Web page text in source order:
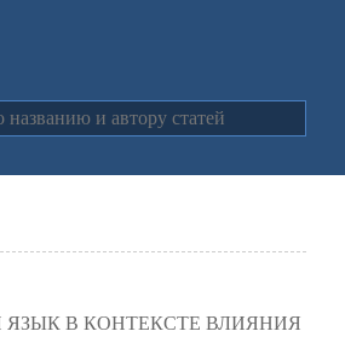
В КОНТЕКСТЕ ВЛИЯНИЯ